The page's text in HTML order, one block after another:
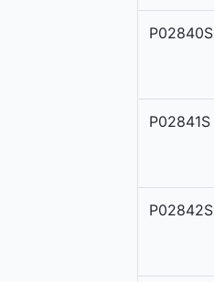
P02840S
P02841S
P02842S